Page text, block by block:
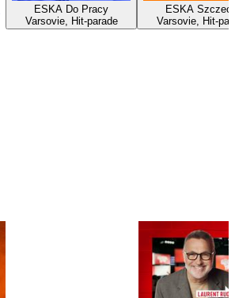
ESKA Do Pracy
Varsovie, Hit-parade
ESKA
Varsovie, Hit-